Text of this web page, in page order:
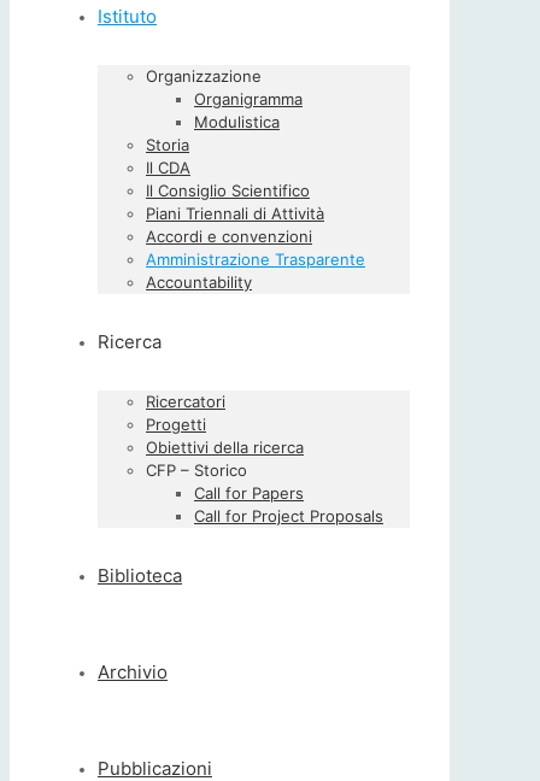
Istituto
Organizzazione
Organigramma
Modulistica
Storia
Il CDA
Il Consiglio Scientifico
Piani Triennali di Attività
Accordi e convenzioni
Amministrazione Trasparente
Accountability
Ricerca
Ricercatori
Progetti
Obiettivi della ricerca
CFP – Storico
Call for Papers
Call for Project Proposals
Biblioteca
Archivio
Pubblicazioni